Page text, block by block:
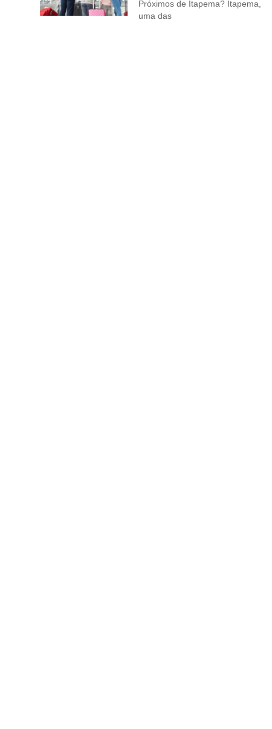
Próximos de Itapema? Itapema,
uma das